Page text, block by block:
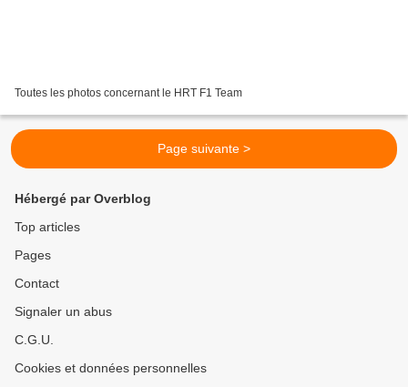
Toutes les photos concernant le HRT F1 Team
Page suivante >
Hébergé par Overblog
Top articles
Pages
Contact
Signaler un abus
C.G.U.
Cookies et données personnelles